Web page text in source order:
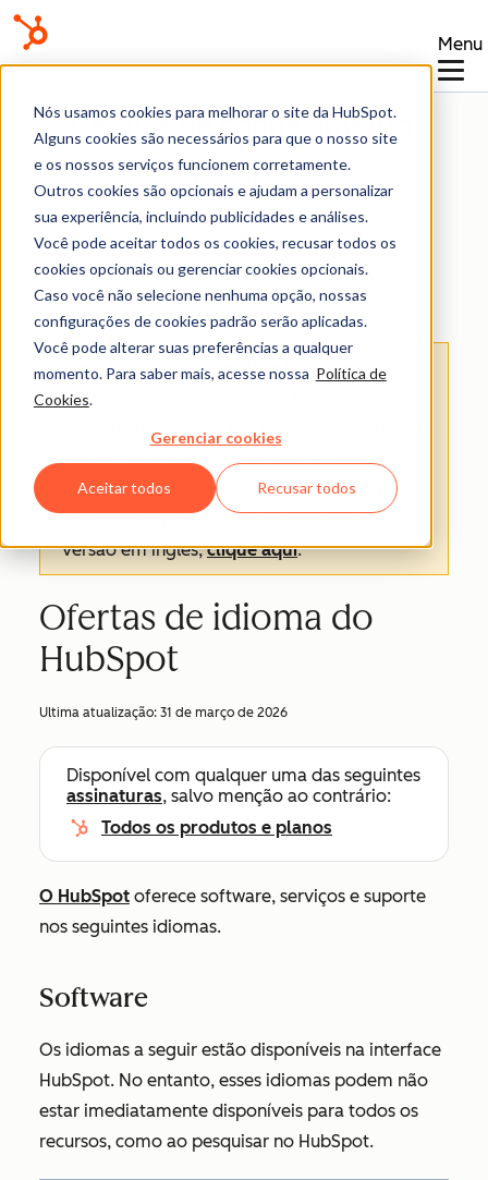
Nós usamos cookies para melhorar o site da HubSpot.
Alguns cookies são necessários para que o nosso site
e os nossos serviços funcionem corretamente.
Outros cookies são opcionais e ajudam a personalizar
sua experiência, incluindo publicidades e análises.
Você pode aceitar todos os cookies, recusar todos os
cookies opcionais ou gerenciar cookies opcionais.
Caso você não selecione nenhuma opção, nossas
configurações de cookies padrão serão aplicadas.
Você pode alterar suas preferências a qualquer
momento. Para saber mais, acesse nossa Política de
Cookies.
Gerenciar cookies
Aceitar todos Recusar todos
Menu
Central de conhecimento
Ajuda e recursos
Isenção de responsabilidade de tradução
esse conteúdo foi traduzido para sua
conveniência com o uso de software e pode
não ter sido revisado por uma pessoa.O
texto oficial é a versão em inglês e sempre
será o texto mais atualizado. Para ver a
versão em inglês,clique aqui.
Ofertas de idioma do
HubSpot
Ultima atualização: 31 de março de 2026
Disponível com qualquer uma das seguintes
assinaturas, salvo menção ao contrário:
Todos os produtos e planos
O HubSpot oferece software, serviços e suporte
nos seguintes idiomas.
Software
Os idiomas a seguir estão disponíveis na interface
HubSpot. No entanto, esses idiomas podem não
estar imediatamente disponíveis para todos os
recursos, como ao pesquisar no HubSpot.